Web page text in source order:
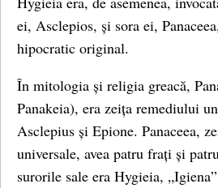
ei, Asclepios, și sora ei,
hipocratic original.
În mitologia și religia greacă,
Panakeia), era zeița remediului
Asclepius și Epione. Panaceea,
universale, avea patru frați și
surorile sale era Hygieia,